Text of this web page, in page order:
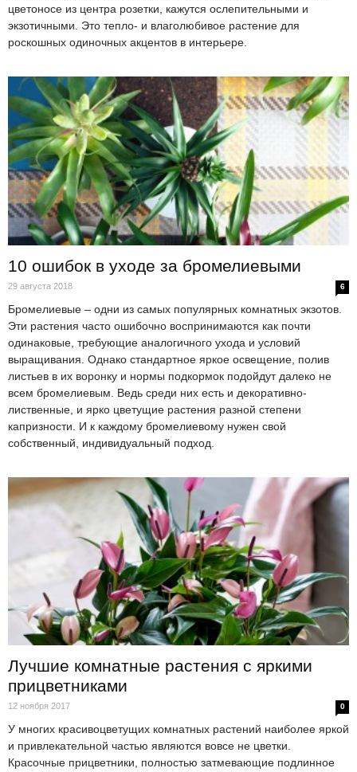
цветоносе из центра розетки, кажутся ослепительными и
экзотичными. Это тепло- и влаголюбивое растение для
роскошных одиночных акцентов в интерьере.
10 ошибок в уходе за бромелиевыми
29 августа 2018 6
Бромелиевые – одни из самых популярных комнатных экзотов.
Эти растения часто ошибочно воспринимаются как почти
одинаковые, требующие аналогичного ухода и условий
выращивания. Однако стандартное яркое освещение, полив
листьев в их воронку и нормы подкормок подойдут далеко не
всем бромелиевым. Ведь среди них есть и декоративно-
лиственные, и ярко цветущие растения разной степени
капризности. И к каждому бромелиевому нужен свой
собственный, индивидуальный подход.
Лучшие комнатные растения с яркими
прицветниками
12 ноября 2017 0
У многих красивоцветущих комнатных растений наиболее яркой
и привлекательной частью являются вовсе не цветки.
Красочные прицветники, полностью затмевающие подлинное